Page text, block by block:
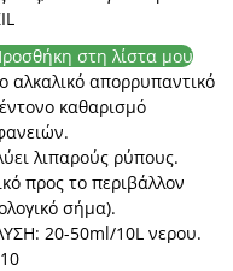
στη λίστα μου
αλκαλικό απορρυπαντικό
καθαρισμό
λιπαρούς ρύπους.
προς το περιβάλλον
σήμα).
20-50ml/10L νερου.